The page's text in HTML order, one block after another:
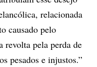
relacionada
causado pelo
revolta pela perda de
pesados e injustos.”